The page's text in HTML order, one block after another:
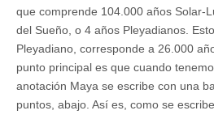
que comprende 104.000 años Solar-
del Sueño, o 4 años Pleyadianos.
Pleyadiano, corresponde a 26.000
punto principal es que cuando
anotación Maya se escribe con una
puntos, abajo. Así es, como se